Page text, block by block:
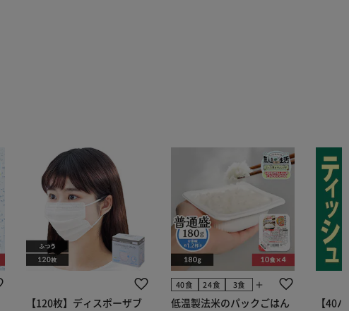
【120枚】ディスポーザブ
40食 24食 3食 add
低温製法米のパックごはん
【40